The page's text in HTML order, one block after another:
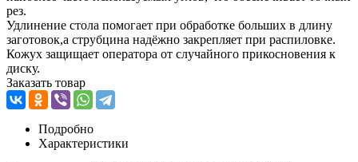
рез.
Удлинение стола помогает при обработке больших в длину
заготовок,а струбцина надёжно закрепляет при распиловке.
Кожух защищает оператора от случайного прикосновения к
диску.
Заказать товар
Подробно
Характеристики